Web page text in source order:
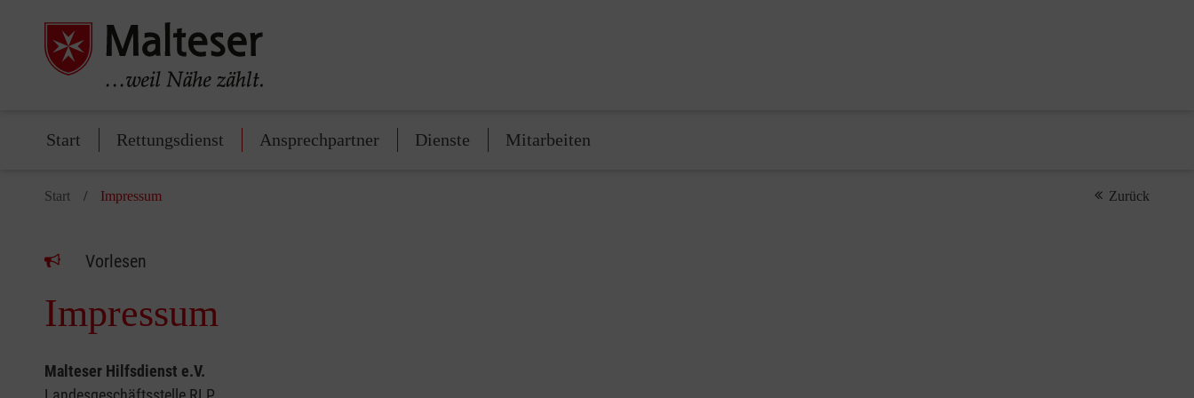
Start Rettungsdienst Ansprechpartner Dienste Mitarbeiten
Start Impressum Zurück
Vorlesen
Impressum
Malteser Hilfsdienst e.V.